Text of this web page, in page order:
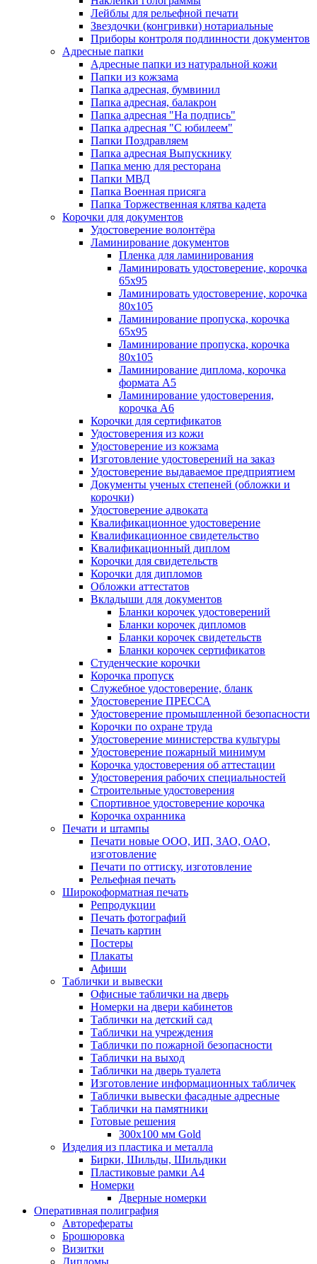
Лейблы для рельефной печати
Звездочки (конгривки) нотариальные
Приборы контроля подлинности документов
Адресные папки
Адресные папки из натуральной кожи
Папки из кожзама
Папка адресная, бумвинил
Папка адресная, балакрон
Папка адресная "На подпись"
Папка адресная "C юбилеем"
Папки Поздравляем
Папка адресная Выпускнику
Папка меню для ресторана
Папки МВД
Папка Военная присяга
Папка Торжественная клятва кадета
Корочки для документов
Удостоверение волонтёра
Ламинирование документов
Пленка для ламинирования
Ламинировать удостоверение, корочка
65х95
Ламинировать удостоверение, корочка
80х105
Ламинирование пропуска, корочка
65х95
Ламинирование пропуска, корочка
80х105
Ламинирование диплома, корочка
формата А5
Ламинирование удостоверения,
корочка А6
Корочки для сертификатов
Удостоверения из кожи
Удостоверение из кожзама
Изготовление удостоверений на заказ
Удостоверение выдаваемое предприятием
Документы ученых степеней (обложки и
корочки)
Удостоверение адвоката
Квалификационное удостоверение
Квалификационное свидетельство
Квалификационный диплом
Корочки для свидетельств
Корочки для дипломов
Обложки аттестатов
Вкладыши для документов
Бланки корочек удостоверений
Бланки корочек дипломов
Бланки корочек свидетельств
Бланки корочек сертификатов
Студенческие корочки
Корочка пропуск
Служебное удостоверение, бланк
Удостоверение ПРЕССА
Удостоверение промышленной безопасности
Корочки по охране труда
Удостоверение министерства культуры
Удостоверение пожарный минимум
Корочка удостоверения об аттестации
Удостоверения рабочих специальностей
Строительные удостоверения
Спортивное удостоверение корочка
Корочка охранника
Печати и штампы
Печати новые ООО, ИП, ЗАО, ОАО,
изготовление
Печати по оттиску, изготовление
Рельефная печать
Широкоформатная печать
Репродукции
Печать фотографий
Печать картин
Постеры
Плакаты
Афиши
Таблички и вывески
Офисные таблички на дверь
Номерки на двери кабинетов
Таблички на детский сад
Таблички на учреждения
Таблички по пожарной безопасности
Таблички на выход
Таблички на дверь туалета
Изготовление информационных табличек
Таблички вывески фасадные адресные
Таблички на памятники
Готовые решения
300x100 мм Gold
Изделия из пластика и металла
Бирки, Шильды, Шильдики
Пластиковые рамки А4
Номерки
Дверные номерки
Оперативная полиграфия
Авторефераты
Брошюровка
Визитки
Дипломы